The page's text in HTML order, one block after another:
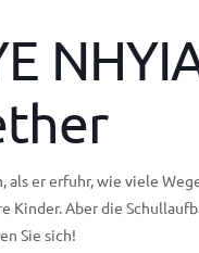
als er erfuhr, wie viele
Aber die
Sie sich!